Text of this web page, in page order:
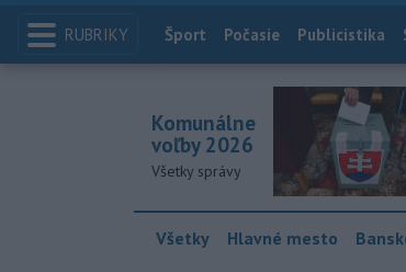
RUBRIKY Index
Šport Počasie Publicistika
Komunálne
voľby 2026
Všetky správy
Všetky Hlavné mesto